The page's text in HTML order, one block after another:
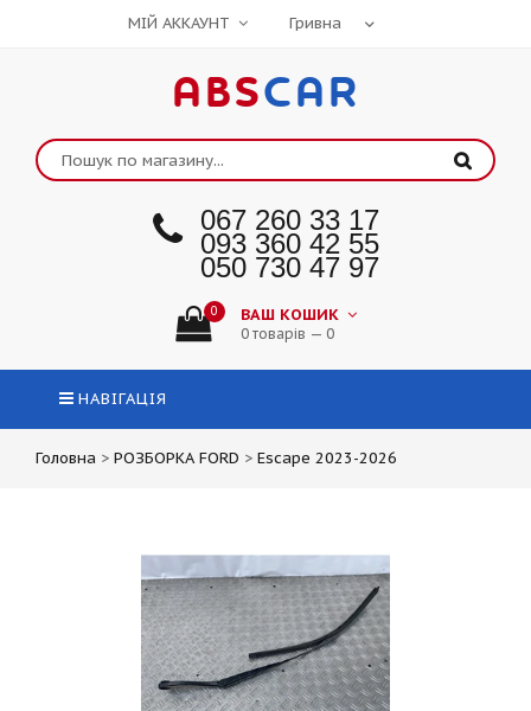
МІЙ АККАУНТ
ABSCAR
067 260 33 17
093 360 42 55
050 730 47 97
0 ВАШ КОШИК
0 товарів — 0
НАВІГАЦІЯ
Головна > РОЗБОРКА FORD > Escape 2023-2026